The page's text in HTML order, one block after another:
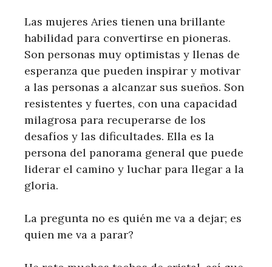
Las mujeres Aries tienen una brillante
habilidad para convertirse en pioneras.
Son personas muy optimistas y llenas de
esperanza que pueden inspirar y motivar
a las personas a alcanzar sus sueños. Son
resistentes y fuertes, con una capacidad
milagrosa para recuperarse de los
desafíos y las dificultades. Ella es la
persona del panorama general que puede
liderar el camino y luchar para llegar a la
gloria.
La pregunta no es quién me va a dejar; es
quien me va a parar?